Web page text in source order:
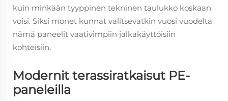
kuin minkään tyyppinen tekninen taulukko koskaan
voisi. Siksi monet kunnat valitsevatkin vuosi vuodelta
nämä paneelit vaativimpiin jalkakäyttöisiin
kohteisiin.
Modernit terassiratkaisut PE-
paneleilla